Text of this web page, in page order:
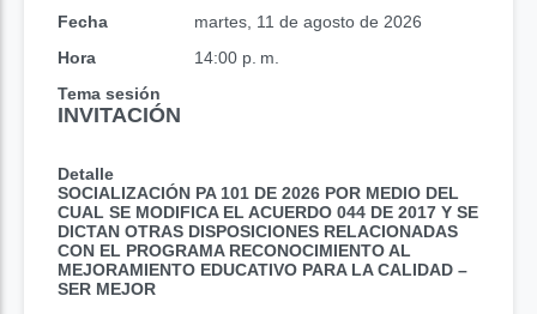
Fecha
martes, 11 de agosto de 2026
Hora
14:00 p. m.
Tema sesión
INVITACIÓN
Detalle
SOCIALIZACIÓN PA 101 DE 2026 POR MEDIO DEL
CUAL SE MODIFICA EL ACUERDO 044 DE 2017 Y SE
DICTAN OTRAS DISPOSICIONES RELACIONADAS
CON EL PROGRAMA RECONOCIMIENTO AL
MEJORAMIENTO EDUCATIVO PARA LA CALIDAD –
SER MEJOR